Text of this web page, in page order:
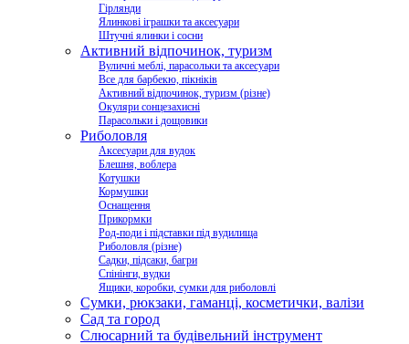
Гірлянди
Ялинкові іграшки та аксесуари
Штучні ялинки і сосни
Активний відпочинок, туризм
Вуличні меблі, парасольки та аксесуари
Все для барбекю, пікніків
Активний відпочинок, туризм (різне)
Окуляри сонцезахисні
Парасольки і дощовики
Риболовля
Аксесуари для вудок
Блешня, воблера
Котушки
Кормушки
Оснащення
Прикормки
Род-поди і підставки під вудилища
Риболовля (різне)
Садки, підсаки, багри
Спінінги, вудки
Ящики, коробки, сумки для риболовлі
Сумки, рюкзаки, гаманці, косметички, валізи
Сад та город
Слюсарний та будівельний інструмент